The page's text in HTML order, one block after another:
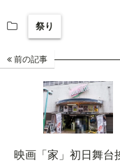
祭り
前の記事
映画「家」初日舞台